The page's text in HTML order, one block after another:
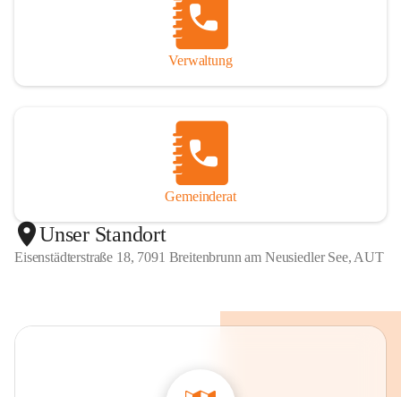
Verwaltung
Gemeinderat
Unser Standort
Eisenstädterstraße 18, 7091 Breitenbrunn am Neusiedler See, AUT